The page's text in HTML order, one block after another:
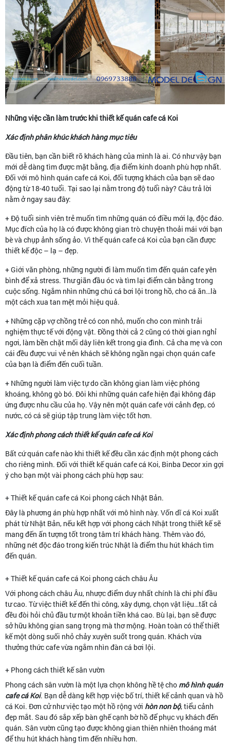
Những việc cần làm trước khi thiết kế quán cafe cá Koi
Xác định phân khúc khách hàng mục tiêu
Đầu tiên, bạn cần biết rõ khách hàng của mình là ai. Có như vậy bạn
mới dễ dàng tìm được mặt bằng, địa điểm kinh doanh phù hợp nhất.
Đối với mô hình quán cafe cá Koi, đối tượng khách của bạn sẽ dao
động từ 18-40 tuổi. Tại sao lại nằm trong độ tuổi này? Câu trả lời
nằm ở ngay sau đây:
+ Độ tuổi sinh viên trẻ muốn tìm những quán có điều mới lạ, độc đáo.
Mục đích của họ là có được không gian trò chuyện thoải mái với bạn
bè và chụp ảnh sống ảo. Vì thế quán cafe cá Koi của bạn cần được
thiết kế độc – lạ – đẹp.
+ Giới văn phòng, những người đi làm muốn tìm đến quán cafe yên
bình để xả stress. Thư giãn đầu óc và tìm lại điểm cân bằng trong
cuộc sống. Ngắm nhìn những chú cá bơi lội trong hồ, cho cá ăn…là
một cách xua tan mệt mỏi hiệu quả.
+ Những cặp vợ chồng trẻ có con nhỏ, muốn cho con mình trải
nghiệm thực tế với động vật. Đồng thời cả 2 cũng có thời gian nghỉ
ngơi, làm bền chặt mối dây liên kết trong gia đình. Cả cha mẹ và con
cái đều được vui vẻ nên khách sẽ không ngần ngại chọn quán cafe
của bạn là điểm đến cuối tuần.
+ Những người làm việc tự do cần không gian làm việc phóng
khoáng, không gò bó. Đôi khi những quán cafe hiện đại không đáp
ứng được nhu cầu của họ. Vậy nên một quán cafe với cảnh đẹp, có
nước, có cá sẽ giúp tập trung làm việc tốt hơn.
Xác định phong cách thiết kế quán cafe cá Koi
Bất cứ quán cafe nào khi thiết kế đều cần xác định một phong cách
cho riêng mình. Đối với thiết kế quán cafe cá Koi, Binba Decor xin gợi
ý cho bạn một vài phong cách phù hợp sau:
+ Thiết kế quán cafe cá Koi phong cách Nhật Bản.
Đây là phương án phù hợp nhất với mô hình này. Vốn dĩ cá Koi xuất
phát từ Nhật Bản, nếu kết hợp với phong cách Nhật trong thiết kế sẽ
mang đến ấn tượng tốt trong tâm trí khách hàng. Thêm vào đó,
những nét độc đáo trong kiến trúc Nhật là điểm thu hút khách tìm
đến quán.
+ Thiết kế quán cafe cá Koi phong cách châu Âu
Với phong cách châu Âu, nhược điểm duy nhất chính là chi phí đầu
tư cao. Từ việc thiết kế đến thi công, xây dựng, chọn vật liệu…tất cả
đều đòi hỏi chủ đầu tư một khoản tiền khá cao. Bù lại, bạn sẽ được
sở hữu không gian sang trọng mà thơ mộng. Hoàn toàn có thể thiết
kế một dòng suối nhỏ chảy xuyên suốt trong quán. Khách vừa
thưởng thức cafe vừa ngắm nhìn đàn cá bơi lội.
+ Phong cách thiết kế sân vườn
Phong cách sân vườn là một lựa chọn không hề tệ cho mô hình quán
cafe cá Koi. Bạn dễ dàng kết hợp việc bố trí, thiết kế cảnh quan và hồ
cá Koi. Đơn cử như việc tạo một hồ rộng với hòn non bộ, tiểu cảnh
đẹp mắt. Sau đó sắp xếp bàn ghế cạnh bờ hồ để phục vụ khách đến
quán. Sân vườn cũng tạo được không gian thiên nhiên thoáng mát
để thu hút khách hàng tìm đến nhiều hơn.